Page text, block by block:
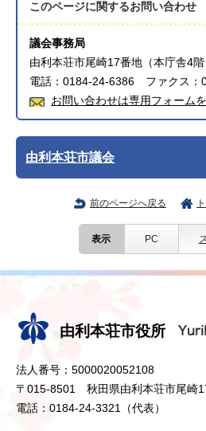
このページに関するお問い合わせ
議会事務局
由利本荘市尾崎17番地（本庁舎4階
電話：0184-24-6386 ファクス：
お問い合わせは専用フォーム
由利本荘市議会
前のページへ戻る
表示 PC
由利本荘市役所
法人番号：5000020052108
〒015-8501 秋田県由利本荘市尾崎
電話：0184-24-3321（代表）